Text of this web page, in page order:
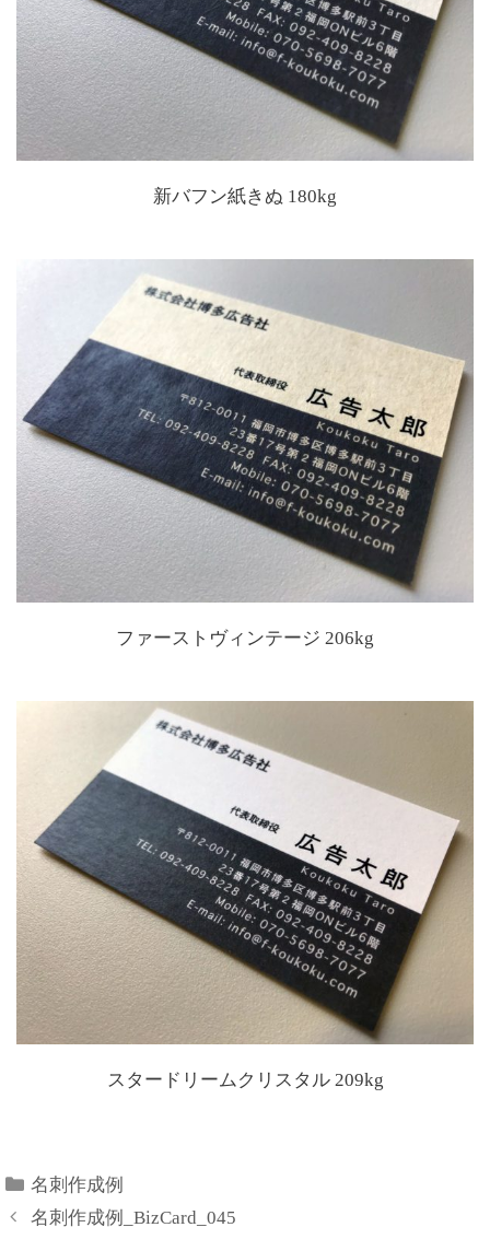
新バフン紙きぬ 180kg
ファーストヴィンテージ 206kg
スタードリームクリスタル 209kg
名刺作成例
名刺作成例_BizCard_045